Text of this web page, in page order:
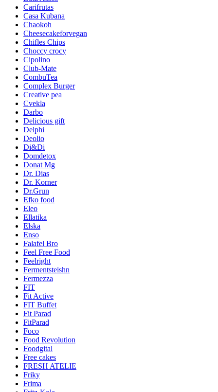
Carifrutas
Casa Kubana
Chaokoh
Cheesecakeforvegan
Chifles Chips
Choccy crocy
Cipolino
Club-Mate
CombuTea
Complex Burger
Creative pea
Cvekla
Darbo
Delicious gift
Delphi
Deolio
Di&Di
Domdetox
Donat Mg
Dr. Dias
Dr. Korner
Dr.Grun
Efko food
Eleo
Ellatika
Elska
Enso
Falafel Bro
Feel Free Food
Feelright
Fermentsteishn
Fermezza
FIT
Fit Active
FIT Buffet
Fit Parad
FitParad
Foco
Food Revolution
Foodgital
Free cakes
FRESH ATELIE
Friky
Frima